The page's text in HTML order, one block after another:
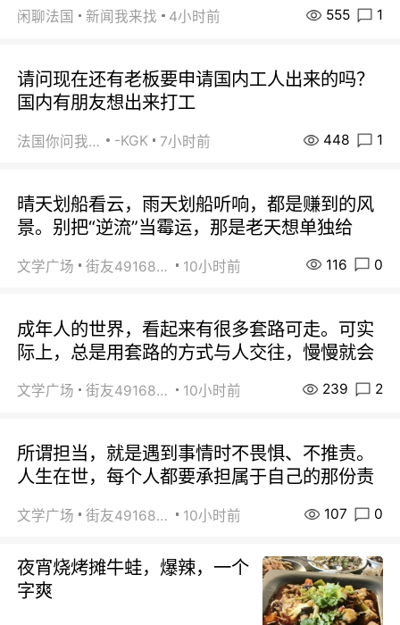
闲聊法国 新闻我来找 4小时前 555 1
请问现在还有老板要申请国内工人出来的吗？
国内有朋友想出来打工
法国你问我答 -KGK 7小时前 448 1
晴天划船看云，雨天划船听响，都是赚到的风
景。别把“逆流”当霉运，那是老天想单独给
文学广场 街友49168527 10小时前 116 0
成年人的世界，看起来有很多套路可走。可实
际上，总是用套路的方式与人交往，慢慢就会
文学广场 街友49168527 10小时前 239 2
所谓担当，就是遇到事情时不畏惧、不推责。
人生在世，每个人都要承担属于自己的那份责
文学广场 街友49168527 10小时前 107 0
夜宵烧烤摊牛蛙，爆辣，一个
字爽